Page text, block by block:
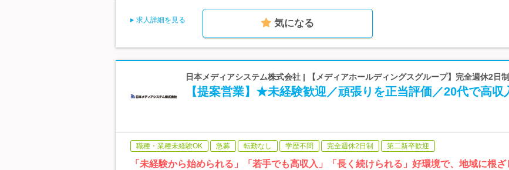
求人詳細を見る 気になる
日本メディアシステム株式会社 | 【メディアホールディングスグループ】完全週休2日
【提案営業】★未経験歓迎／頑張りを正当評価／20代で高
職種・業種未経験OK 急募 転勤なし 学歴不問 完全週休2日制 第二新卒歓迎
「未経験から始められる」「若手でも高収入」「長く続けられる」好環境で、地域に根ざ